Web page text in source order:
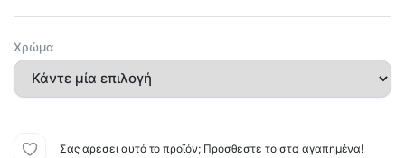
Χρώμα
Σας αρέσει αυτό το προϊόν; Προσθέστε το στα αγαπημένα!